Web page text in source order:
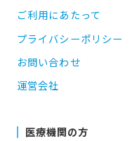
ご利用にあたって
プライバシーポリシー
お問い合わせ
運営会社
医療機関の方